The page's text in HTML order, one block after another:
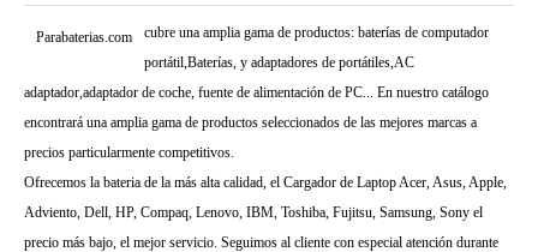
Parabaterias.com
cubre una amplia gama de productos: baterías de computador
portátil,Baterías, y adaptadores de portátiles,AC
adaptador,adaptador de coche, fuente de alimentación de PC... En nuestro catálogo
encontrará una amplia gama de productos seleccionados de las mejores marcas a
precios particularmente competitivos.
Ofrecemos la bateria de la más alta calidad, el Cargador de Laptop Acer, Asus, Apple,
Adviento, Dell, HP, Compaq, Lenovo, IBM, Toshiba, Fujitsu, Samsung, Sony el
precio más bajo, el mejor servicio. Seguimos al cliente con especial atención durante